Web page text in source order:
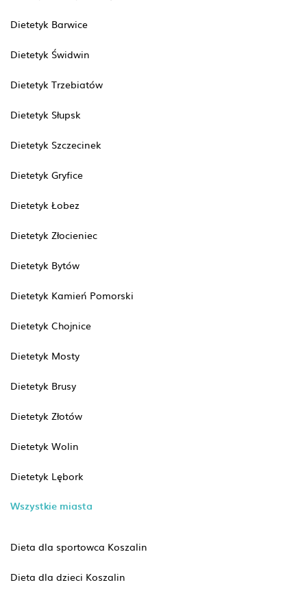
Dietetyk Barwice
Dietetyk Świdwin
Dietetyk Trzebiatów
Dietetyk Słupsk
Dietetyk Szczecinek
Dietetyk Gryfice
Dietetyk Łobez
Dietetyk Złocieniec
Dietetyk Bytów
Dietetyk Kamień Pomorski
Dietetyk Chojnice
Dietetyk Mosty
Dietetyk Brusy
Dietetyk Złotów
Dietetyk Wolin
Dietetyk Lębork
Wszystkie miasta
Dieta dla sportowca Koszalin
Dieta dla dzieci Koszalin